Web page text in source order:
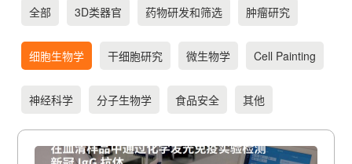
全部 3D类器官 药物研发和筛选 肿瘤研究
细胞生物学 干细胞研究 微生物学 Cell Painting
神经科学 分子生物学 食品安全 其他